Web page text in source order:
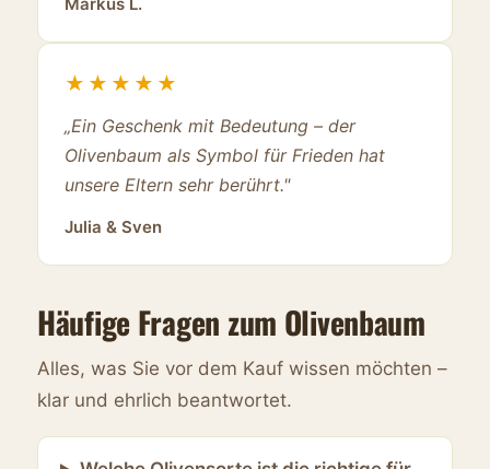
Markus L.
★★★★★
„Ein Geschenk mit Bedeutung – der
Olivenbaum als Symbol für Frieden hat
unsere Eltern sehr berührt."
Julia & Sven
Häufige Fragen zum Olivenbaum
Alles, was Sie vor dem Kauf wissen möchten –
klar und ehrlich beantwortet.